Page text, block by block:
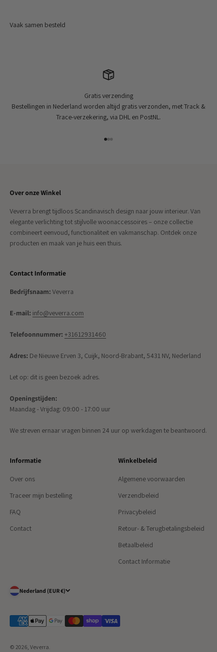
Gratis verzending
Bestellingen in Nederland worden altijd gratis verzonden, met Track &
Trace-verzekering, via DHL en PostNL.
Over onze Winkel
Veverra brengt tijdloos Scandinavisch design naar jouw interieur. Van
elegante verlichting tot stijlvolle woonaccessoires – onze collectie
combineert eenvoud, functionaliteit en vakmanschap. Ontdek onze
producten en maak van je huis een thuis.
Contact Informatie
Bedrijfsnaam: Veverra
E-mail: info@veverra.com
Telefoonnummer: +31612931460
Adres: De Nieuwe Erven 3, Cuijk, Noord-Brabant, 5431 NV, Nederland
Let op: dit is geen bezoek adres.
Openingstijden:
Maandag - Vrijdag: 09:00 - 17:00 uur
We streven ernaar vragen binnen 24 uur op werkdagen te beantwoord.
Informatie
Over ons
Traceer mijn bestelling
FAQ
Contact
Winkelbeleid
Algemene voorwaarden
Verzendbeleid
Privacybeleid
Retour- & Terugbetalingsbeleid
Betaalbeleid
Contact Informatie
Nederland (EUR €)
© 2026, Veverra.